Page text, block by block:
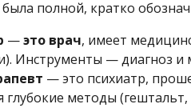
полной, кратко
—это врач, имеет
Инструменты — диагноз и
— это психиатр,
глубокие методы